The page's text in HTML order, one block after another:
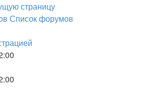
страницу
Список форумов